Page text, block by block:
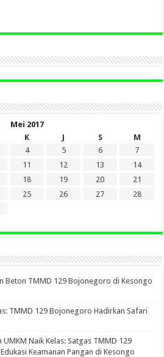
Mei 2017
K J S
M
4 5 6
7
11 12 13
14
18 19 20
21
25 26 27
28
Beton TMMD 129 Bojonegoro di Kesongo
TMMD 129 Bojonegoro Hadirkan Safari
Naik Kelas: Satgas TMMD 129
Keamanan Pangan di Kesongo